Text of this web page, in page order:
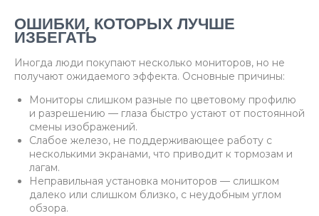
ОШИБКИ, КОТОРЫХ ЛУЧШЕ
ИЗБЕГАТЬ
Иногда люди покупают несколько мониторов, но не
получают ожидаемого эффекта. Основные причины:
Мониторы слишком разные по цветовому профилю
и разрешению — глаза быстро устают от постоянной
смены изображений.
Слабое железо, не поддерживающее работу с
несколькими экранами, что приводит к тормозам и
лагам.
Неправильная установка мониторов — слишком
далеко или слишком близко, с неудобным углом
обзора.